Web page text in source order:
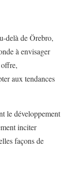
delà de Örebro,
à envisager
aux tendances
le développement
inciter
façons de